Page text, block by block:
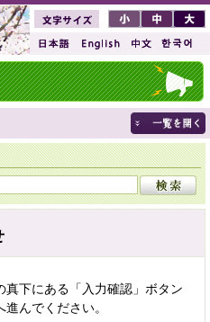
下にある「入力確認」ボタン
んでください。